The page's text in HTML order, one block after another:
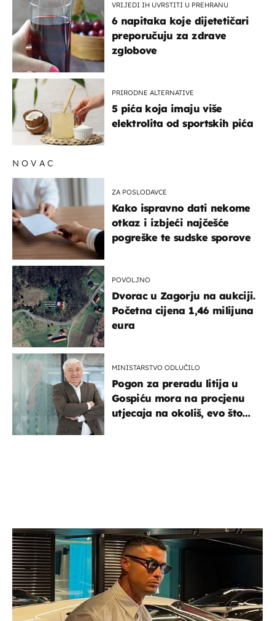
VRIJEDI IH UVRSTITI U PREHRANU
6 napitaka koje dijetetičari
preporučuju za zdrave
zglobove
PRIRODNE ALTERNATIVE
5 pića koja imaju više
elektrolita od sportskih pića
NOVAC
ZA POSLODAVCE
Kako ispravno dati nekome
otkaz i izbjeći najčešće
pogreške te sudske sporove
POVOLJNO
Dvorac u Zagorju na aukciji.
Početna cijena 1,46 milijuna
eura
MINISTARSTVO ODLUČILO
Pogon za preradu litija u
Gospiću mora na procjenu
utjecaja na okoliš, evo što